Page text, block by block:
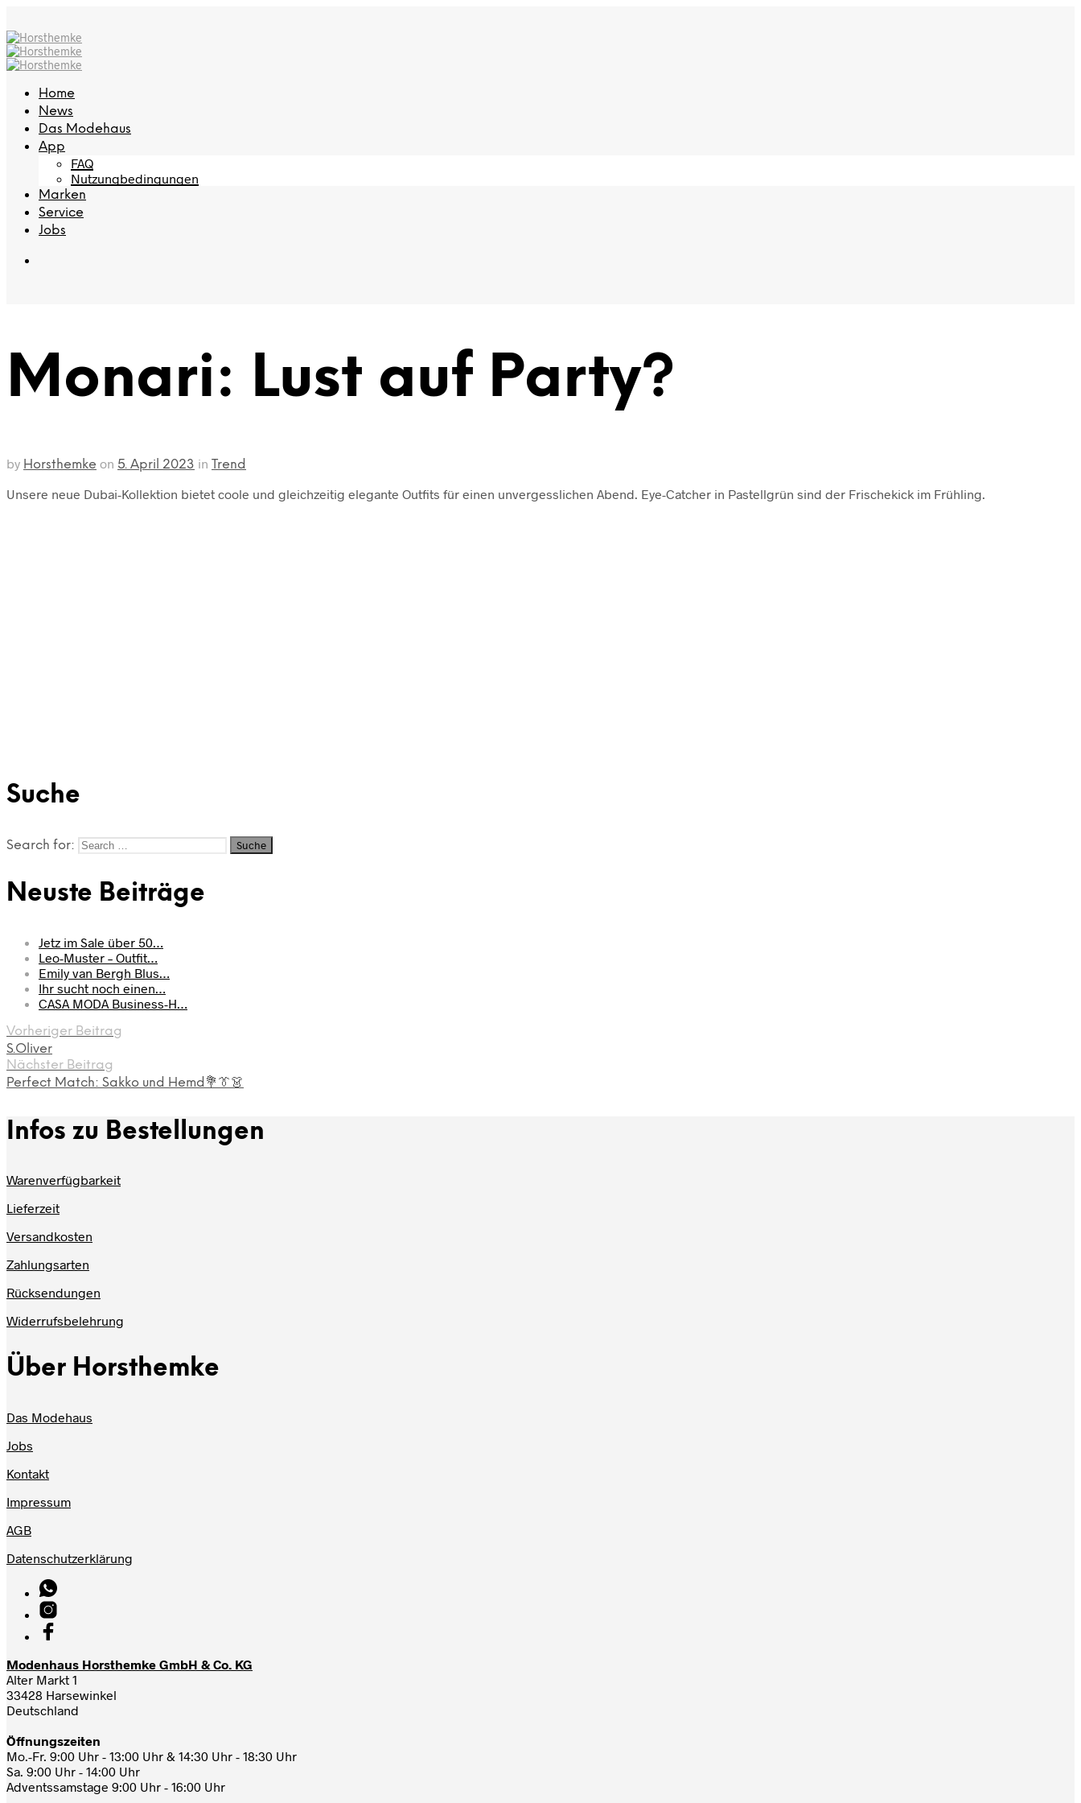
Home
News
Das Modehaus
App
FAQ
Nutzungbedingungen
Marken
Service
Jobs
Monari: Lust auf Party?
by Horsthemke on 5. April 2023 in Trend
Unsere neue Dubai-Kollektion bietet coole und gleichzeitig elegante Outfits für einen unvergesslichen Abend. Eye-Catcher in Pastellgrün sind der Frischekick im Frühling.
Suche
Search for:
Neuste Beiträge
Jetz im Sale über 50…
Leo-Muster – Outfit…
Emily van Bergh Blus…
Ihr sucht noch einen…
CASA MODA Business-H…
Vorheriger Beitrag
S.Oliver
Nächster Beitrag
Perfect Match: Sakko und Hemd💐👔👗
Infos zu Bestellungen
Warenverfügbarkeit
Lieferzeit
Versandkosten
Zahlungsarten
Rücksendungen
Widerrufsbelehrung
Über Horsthemke
Das Modehaus
Jobs
Kontakt
Impressum
AGB
Datenschutzerklärung
Modenhaus Horsthemke GmbH & Co. KG
Alter Markt 1
33428 Harsewinkel
Deutschland
Öffnungszeiten
Mo.-Fr. 9:00 Uhr - 13:00 Uhr & 14:30 Uhr - 18:30 Uhr
Sa. 9:00 Uhr - 14:00 Uhr
Adventssamstage 9:00 Uhr - 16:00 Uhr